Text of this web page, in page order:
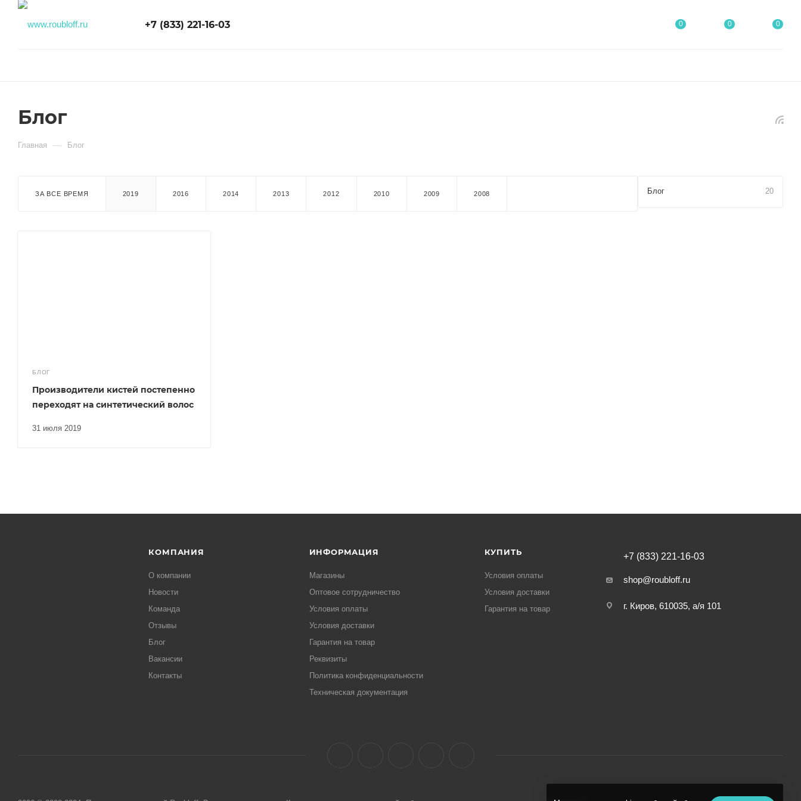
+7 (833) 221-16-03 0 0 0
Блог
Главная — Блог
ЗА ВСЕ ВРЕМЯ 2019 2016 2014 2013 2012 2010 2009 2008
БЛОГ
31 июля 2019
Производители кистей постепенно
переходят на синтетический волос
Блог 20
КОМПАНИЯ
О компании
Новости
Команда
Отзывы
Блог
Вакансии
Контакты
ИНФОРМАЦИЯ
Магазины
Оптовое сотрудничество
Условия оплаты
Условия доставки
Гарантия на товар
Реквизиты
Политика конфиденциальности
Техническая документация
КУПИТЬ
Условия оплаты
Условия доставки
Гарантия на товар
+7 (833) 221-16-03
shop@roubloff.ru
г. Киров, 610035, а/я 101